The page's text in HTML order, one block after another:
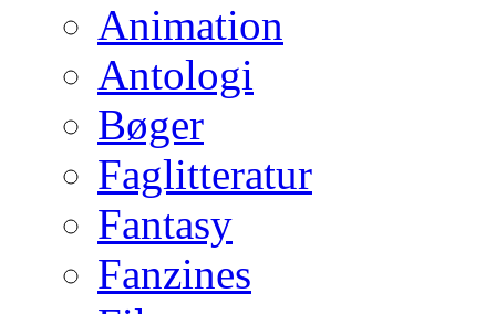
Animation
Antologi
Bøger
Faglitteratur
Fantasy
Fanzines